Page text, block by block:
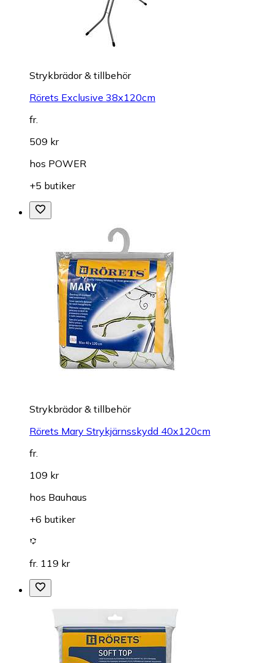
Strykbrädor & tillbehör
Rörets Exclusive 38x120cm
fr.
509 kr
hos POWER
+5 butiker
Strykbrädor & tillbehör
Rörets Mary Strykjärnsskydd 40x120cm
fr.
109 kr
hos Bauhaus
+6 butiker
fr. 119 kr